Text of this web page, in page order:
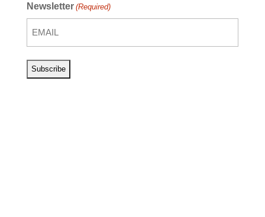
Newsletter (Required)